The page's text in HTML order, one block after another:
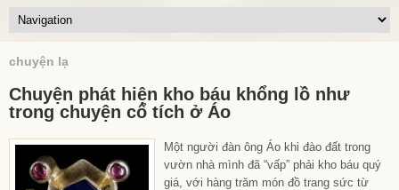
chuyện lạ
Chuyện phát hiện kho báu khổng lồ như
trong chuyện cổ tích ở Áo
Một người đàn ông Áo khi đào đất trong
vườn nhà mình đã “vấp” phải kho báu quý
giá, với hàng trăm món đồ trang sức từ